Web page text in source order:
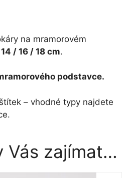
na mramorovém
/ 16 / 18 cm.
podstavce.
– vhodné typy najdete
Vás zajímat…